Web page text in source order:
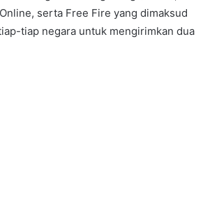
serta Free Fire yang dimaksud
tiap negara untuk mengirimkan dua